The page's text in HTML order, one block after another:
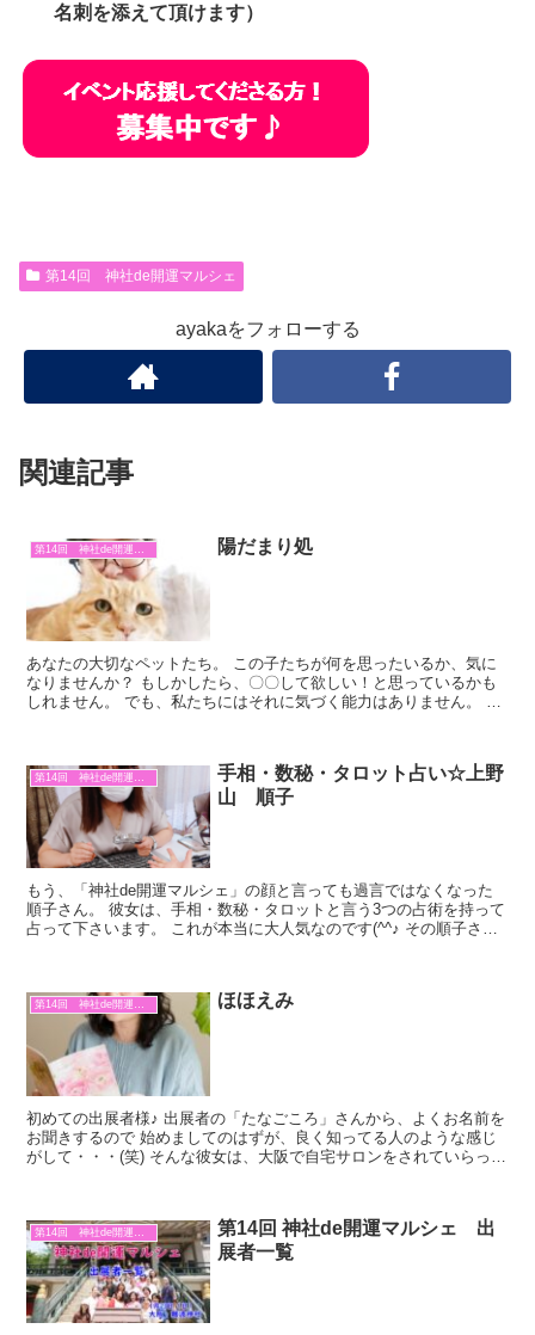
名刺を添えて頂けます）
第14回 神社de開運マルシェ
ayakaをフォローする
関連記事
第14回 神社de開運マルシェ 陽だまり処
あなたの大切なペットたち。 この子たちが何を思ったいるか、気に
なりませんか？ もしかしたら、〇〇して欲しい！と思っているかも
しれません。 でも、私たちにはそれに気づく能力はありません。 ペ
手相・数秘・タロット占い☆上野
山 順子
もう、「神社de開運マルシェ」の顔と言っても過言ではなくなった
順子さん。 彼女は、手相・数秘・タロットと言う3つの占術を持って
占って下さいます。 これが本当に大人気なのです(^^♪ その順子さ
第14回 神社de開運マルシェ ほほえみ
初めての出展者様♪ 出展者の「たなごころ」さんから、よくお名前を
お聞きするので 始めましてのはずが、良く知ってる人のような感じ
がして・・・(笑) そんな彼女は、大阪で自宅サロンをされていらっし
第14回 神社de開運マルシェ 出
展者一覧